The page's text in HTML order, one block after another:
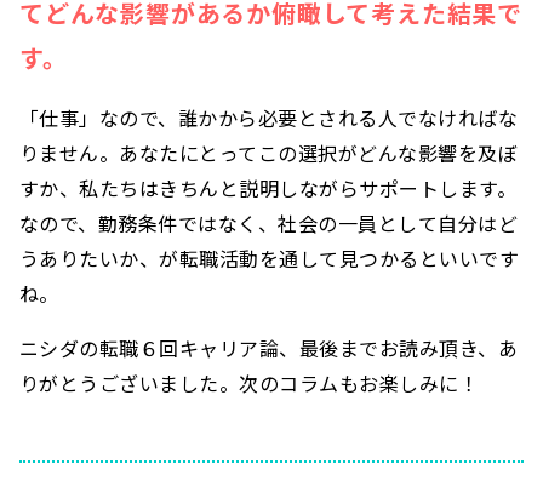
てどんな影響があるか俯瞰して考えた結果で
す。
「仕事」なので、誰かから必要とされる人でなければな
りません。あなたにとってこの選択がどんな影響を及ぼ
すか、私たちはきちんと説明しながらサポートします。
なので、勤務条件ではなく、社会の一員として自分はど
うありたいか、が転職活動を通して見つかるといいです
ね。
ニシダの転職６回キャリア論、最後までお読み頂き、あ
りがとうございました。次のコラムもお楽しみに！